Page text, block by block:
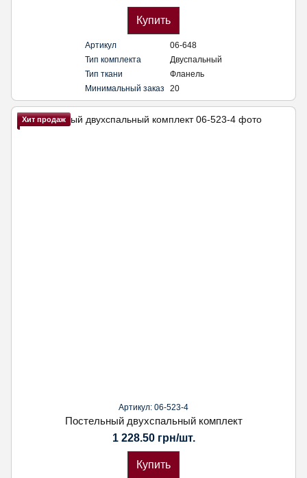
Купить
Артикул
06-648
Тип комплекта
Двуспальный
Тип ткани
Фланель
Минимальный заказ
20
Хит продаж
Артикул: 06-523-4
Постельный двухспальный комплект
1 228.50 грн/шт.
Купить